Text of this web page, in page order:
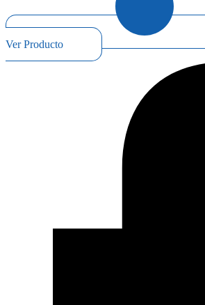
Ver Producto